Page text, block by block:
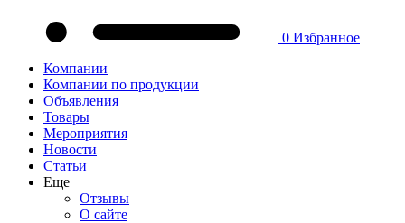
0 Избранное
Компании
Компании по продукции
Объявления
Товары
Мероприятия
Новости
Статьи
Еще
Отзывы
О сайте